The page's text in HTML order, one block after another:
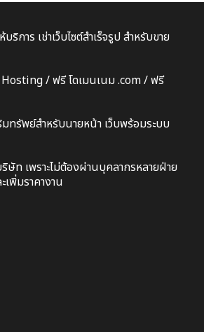
การ เช่าเว็บไซต์สำเร็จรูป สำหรับขาย
/ ฟรี โดเมนเนม .com / ฟรี
มทรัพย์สำหรับนายหน้า เว็บพร้อมระบบ
ษัท เพราะไม่ต้องผ่านบุคลากรหลายฝ่าย
เพิ่มราคางาน